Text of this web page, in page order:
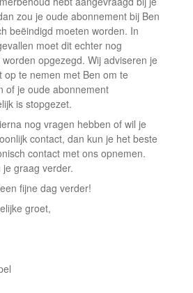
zou je oude abonnement bij Ben
beëindigd moeten worden. In
moet dit echter nog
opgezegd. Wij adviseren je
op te nemen met Ben om te
of je oude abonnement
is stopgezet.
nog vragen hebben of wil je
contact, dan kun je het beste
contact met ons opnemen.
graag verder.
fijne dag verder!
groet,